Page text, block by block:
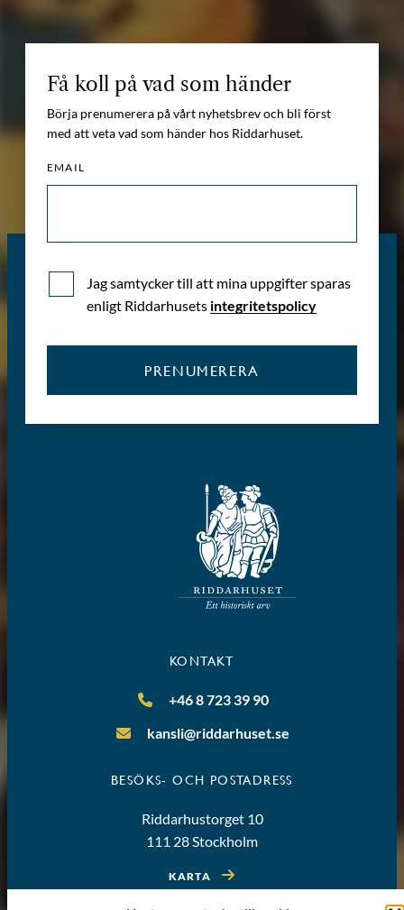
Få koll på vad som händer
Börja prenumerera på vårt nyhetsbrev och bli först
med att veta vad som händer hos Riddarhuset.
EMAIL
Jag samtycker till att mina uppgifter sparas
enligt Riddarhusets integritetspolicy
PRENUMERERA
KONTAKT
+46 8 723 39 90
kansli@riddarhuset.se
BESÖKS- OCH POSTADRESS
Riddarhustorget 10
111 28 Stockholm
KARTA